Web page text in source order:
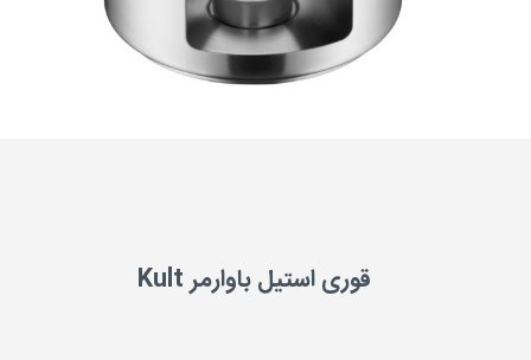
قوری استیل باوارمر Kult